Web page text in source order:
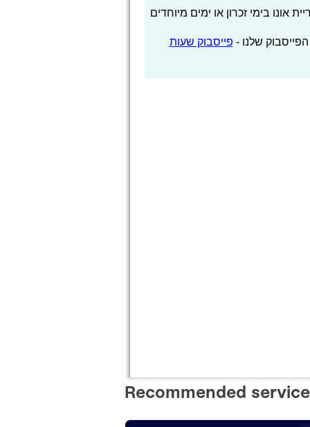
בימי זכרון או ימים מיוחדים
שלנו - פייסבוק שעות